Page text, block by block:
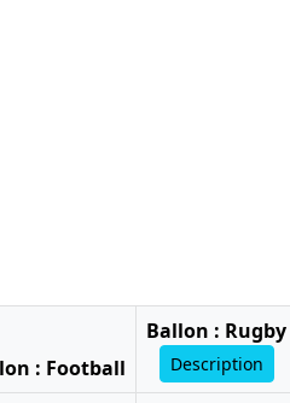
: Football
Ballon : Rugby
Description